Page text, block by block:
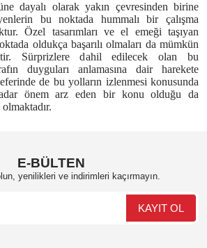
dayalı olarak yakın çevresinden birine
bu noktada hummalı bir çalışma
Özel tasarımları ve el emeği taşıyan
oldukça başarılı olmaları da mümkün
Sürprizlere dahil edilecek olan bu
duyguları anlamasına dair harekete
de bu yolların izlenmesi konusunda
önem arz eden bir konu olduğu da
E-BÜLTEN
yenilikleri ve indirimleri kaçırmayın.